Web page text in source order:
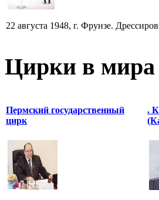
22 августа 1948, г. Фрунзе.
Цирки в мира
Пермский государственный
цирк
.